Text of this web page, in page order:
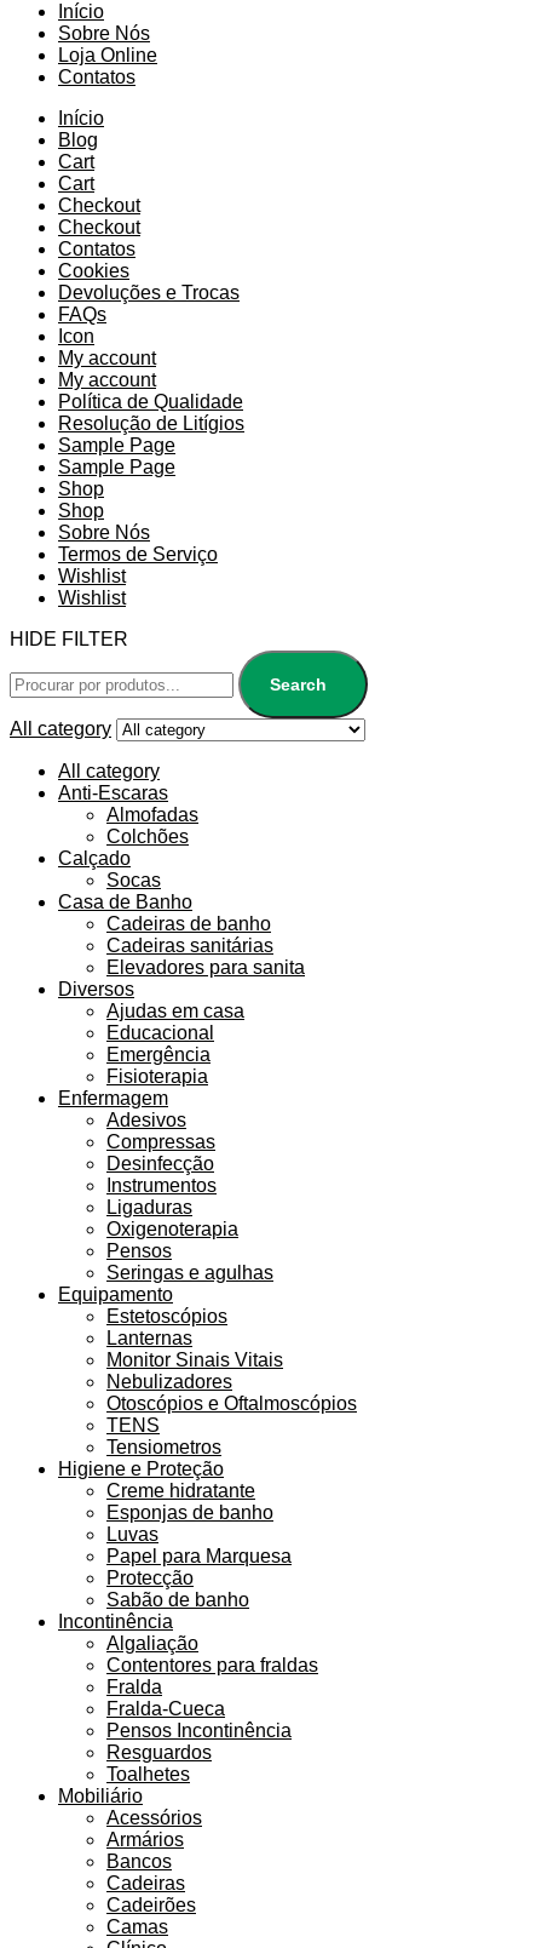
Início
Sobre Nós
Loja Online
Contatos
Início
Blog
Cart
Cart
Checkout
Checkout
Contatos
Cookies
Devoluções e Trocas
FAQs
Icon
My account
My account
Política de Qualidade
Resolução de Litígios
Sample Page
Sample Page
Shop
Shop
Sobre Nós
Termos de Serviço
Wishlist
Wishlist
HIDE FILTER
Search
All category
All category
Anti-Escaras
Almofadas
Colchões
Calçado
Socas
Casa de Banho
Cadeiras de banho
Cadeiras sanitárias
Elevadores para sanita
Diversos
Ajudas em casa
Educacional
Emergência
Fisioterapia
Enfermagem
Adesivos
Compressas
Desinfecção
Instrumentos
Ligaduras
Oxigenoterapia
Pensos
Seringas e agulhas
Equipamento
Estetoscópios
Lanternas
Monitor Sinais Vitais
Nebulizadores
Otoscópios e Oftalmoscópios
TENS
Tensiometros
Higiene e Proteção
Creme hidratante
Esponjas de banho
Luvas
Papel para Marquesa
Protecção
Sabão de banho
Incontinência
Algaliação
Contentores para fraldas
Fralda
Fralda-Cueca
Pensos Incontinência
Resguardos
Toalhetes
Mobiliário
Acessórios
Armários
Bancos
Cadeiras
Cadeirões
Camas